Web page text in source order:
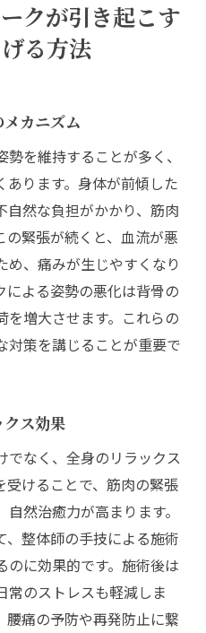
クが引き起こす
る方法
カニズム
を維持することが多く、
ります。身体が前傾した
自然な負担がかかり、筋肉
緊張が続くと、血流が悪
、痛みが生じやすくなり
による姿勢の悪化は背骨の
増大させます。これらの
対策を講じることが重要で
ス効果
でなく、全身のリラックス
けることで、筋肉の緊張
然治癒力が高まります。
、整体師の手技による施術
のに効果的です。施術後は
常のストレスも軽減しま
腰痛の予防や再発防止に繋